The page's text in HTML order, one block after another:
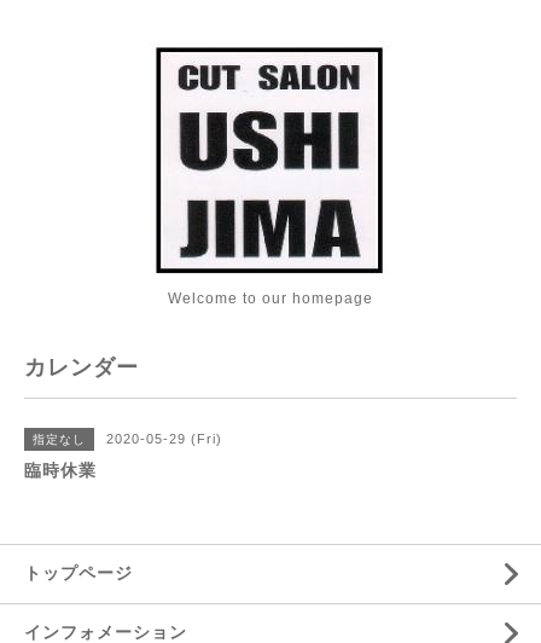
Welcome to our homepage
カレンダー
指定なし 2020-05-29 (Fri)
臨時休業
トップページ
インフォメーション